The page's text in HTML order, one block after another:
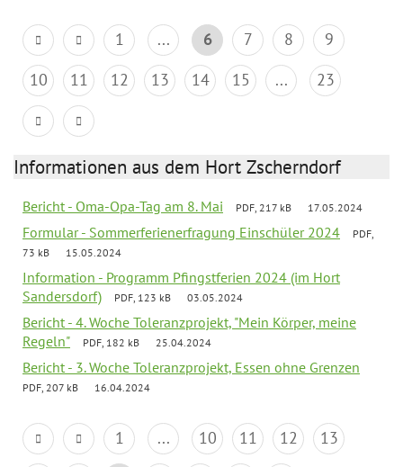
1 ... 6 7 8
9
10
11 12 13 14 15 ... 23
Informationen aus dem Hort Zscherndorf
Bericht - Oma-Opa-Tag am 8. Mai PDF, 217 kB 17.05.2024
Formular - Sommerferienerfragung Einschüler 2024
PDF,
73 kB
15.05.2024
Information - Programm Pfingstferien 2024 (im Hort
Sandersdorf)
PDF, 123 kB 03.05.2024
Bericht - 4. Woche Toleranzprojekt, "Mein Körper, meine
Regeln"
PDF, 182 kB 25.04.2024
Bericht - 3. Woche Toleranzprojekt, Essen ohne Grenzen
PDF, 207 kB 16.04.2024
1 ... 10 11 12
13